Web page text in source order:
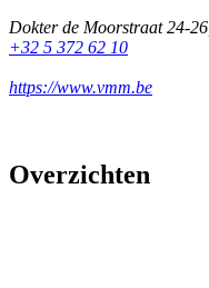
Dokter de Moorstraat 24-26
+32 5 372 62 10
https://www.vmm.be
Overzichten